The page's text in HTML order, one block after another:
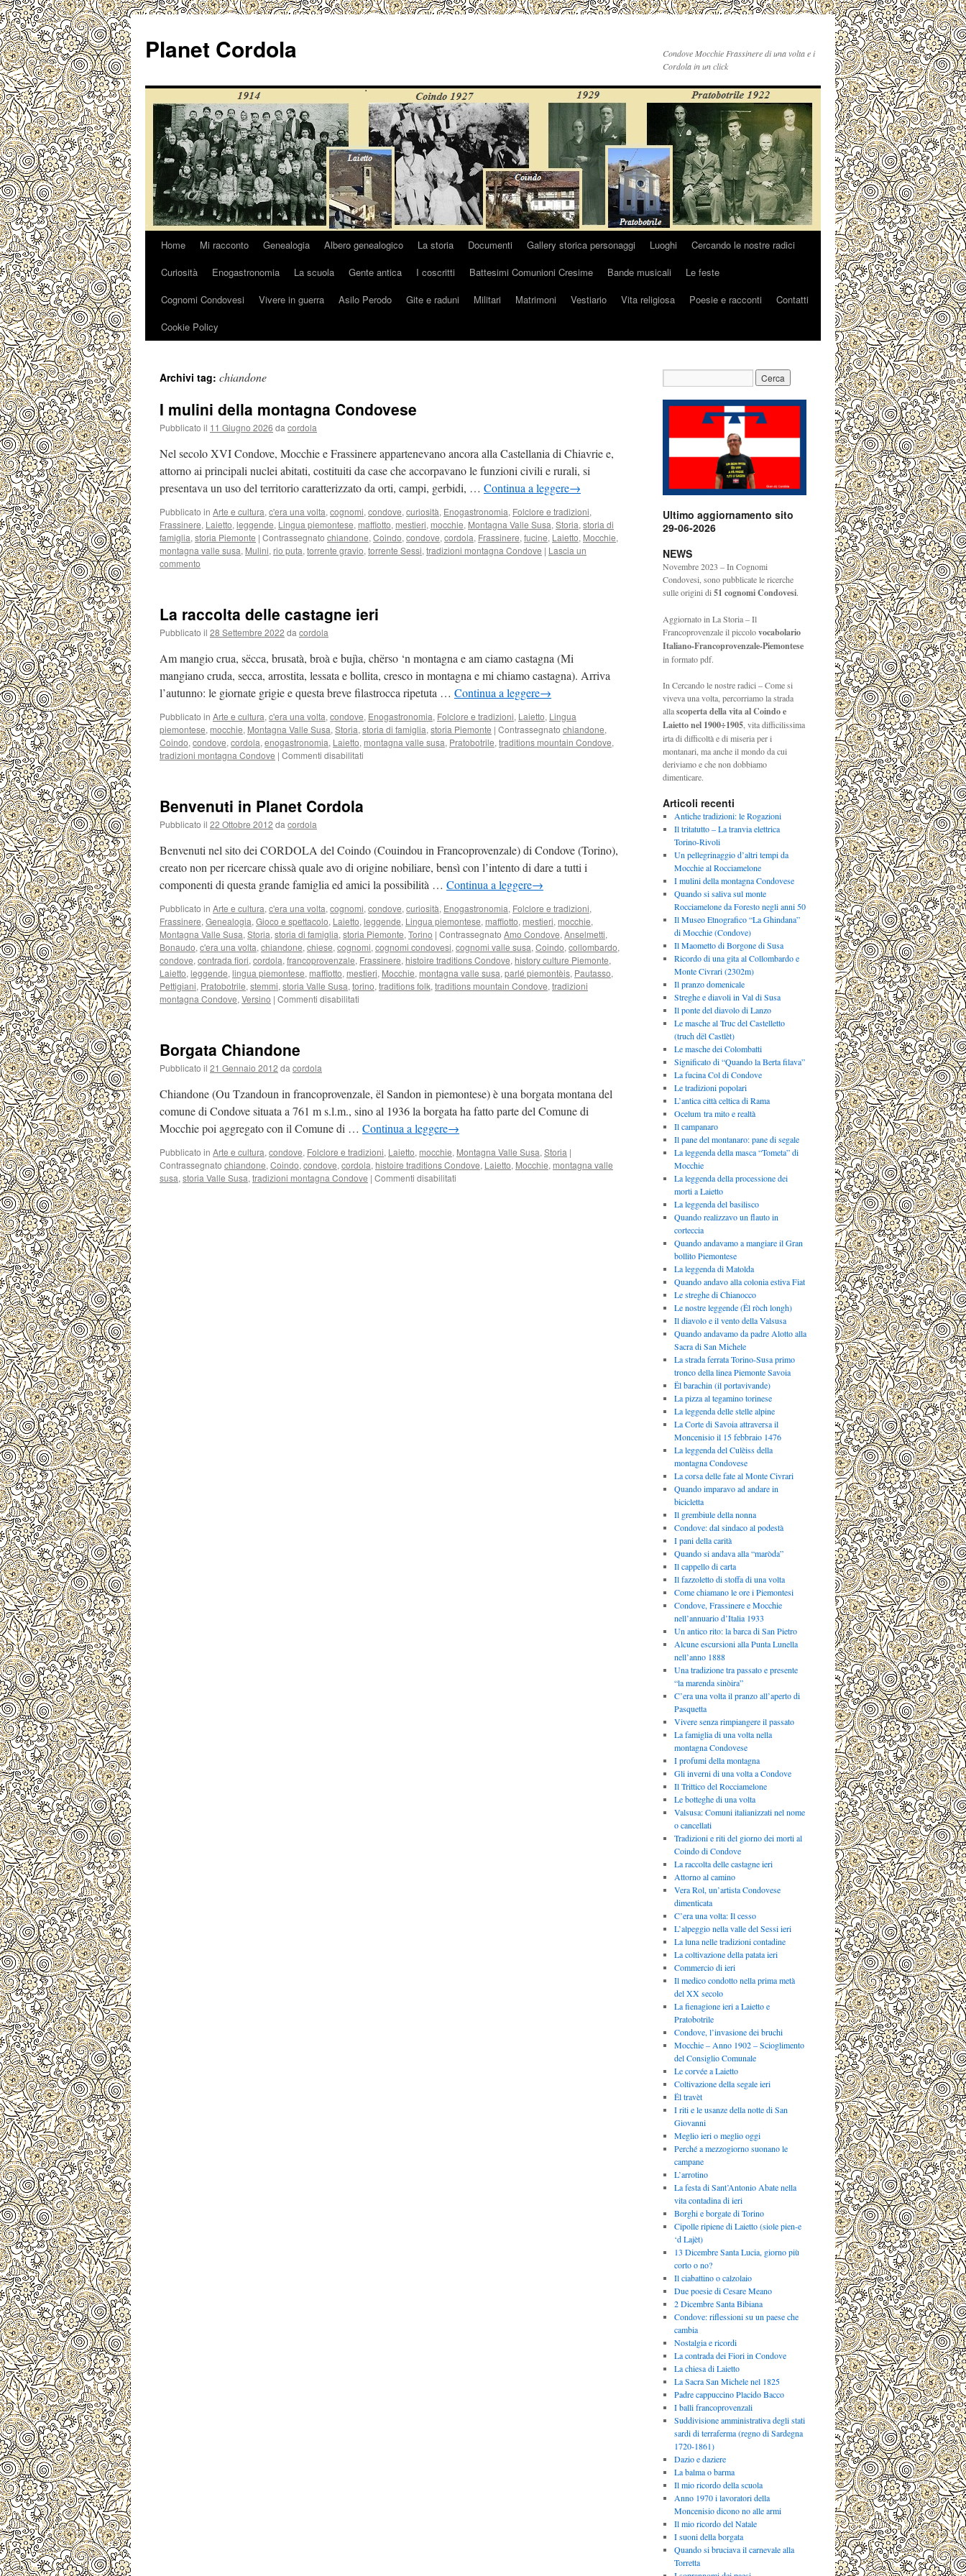
contenuto
Planet Cordola
Condove Mocchie Frassinere di una volta e i
Cordola in un click
Home Mi racconto Genealogia Albero genealogico La storia Documenti Gallery storica personaggi Luoghi
Cercando le nostre radici
Curiosità
Enogastronomia La scuola Gente antica I coscritti Battesimi Comunioni Cresime Bande musicali
Le feste
Cognomi Condovesi
Vivere in guerra Asilo Perodo Gite e raduni Militari Matrimoni Vestiario Vita religiosa Poesie e racconti
Contatti
Cookie Policy
Archivi tag: chiandone
I mulini della montagna Condovese
Pubblicato il 11 Giugno 2026 da cordola
Nel secolo XVI Condove, Mocchie e Frassinere appartenevano ancora alla Castellania di Chiavrie e,
attorno ai principali nuclei abitati, costituiti da case che accorpavano le funzioni civili e rurali, si
presentava un uso del territorio caratterizzato da orti, campi, gerbidi, … Continua a leggere→
Pubblicato in Arte e cultura, c'era una volta, cognomi, condove, curiosità, Enogastronomia, Folclore e tradizioni,
Frassinere, Laietto, leggende, Lingua piemontese, maffiotto, mestieri, mocchie, Montagna Valle Susa, Storia, storia di
famiglia, storia Piemonte | Contrassegnato chiandone, Coindo, condove, cordola, Frassinere, fucine, Laietto, Mocchie,
montagna valle susa, Mulini, rio puta, torrente gravio, torrente Sessi, tradizioni montagna Condove | Lascia un
commento
La raccolta delle castagne ieri
Pubblicato il 28 Settembre 2022 da cordola
Am mangio crua, sëcca, brusatà, broà e bujìa, chërso ‘n montagna e am ciamo castagna (Mi
mangiano cruda, secca, arrostita, lessata e bollita, cresco in montagna e mi chiamo castagna). Arriva
l’autunno: le giornate grigie e questa breve filastrocca ripetuta … Continua a leggere→
Pubblicato in Arte e cultura, c'era una volta, condove, Enogastronomia, Folclore e tradizioni, Laietto, Lingua
piemontese, mocchie, Montagna Valle Susa, Storia, storia di famiglia, storia Piemonte | Contrassegnato chiandone,
Coindo, condove, cordola, enogastronomia, Laietto, montagna valle susa, Pratobotrile, traditions mountain Condove,
tradizioni montagna Condove | Commenti disabilitati
Benvenuti in Planet Cordola
Pubblicato il 22 Ottobre 2012 da cordola
Benvenuti nel sito dei CORDOLA del Coindo (Couindou in Francoprovenzale) di Condove (Torino),
creato non per ricercare chissà quale avo di origine nobiliare, bensì con l’intento di dare a tutti i
componenti di questa grande famiglia ed amici la possibilità … Continua a leggere→
Pubblicato in Arte e cultura, c'era una volta, cognomi, condove, curiosità, Enogastronomia, Folclore e tradizioni,
Frassinere, Genealogia, Gioco e spettacolo, Laietto, leggende, Lingua piemontese, maffiotto, mestieri, mocchie,
Montagna Valle Susa, Storia, storia di famiglia, storia Piemonte, Torino | Contrassegnato Amo Condove, Anselmetti,
Bonaudo, c'era una volta, chiandone, chiese, cognomi, cognomi condovesi, cognomi valle susa, Coindo, collombardo,
condove, contrada fiori, cordola, francoprovenzale, Frassinere, histoire traditions Condove, history culture Piemonte,
Laietto, leggende, lingua piemontese, maffiotto, mestieri, Mocchie, montagna valle susa, parlé piemontèis, Pautasso,
Pettigiani, Pratobotrile, stemmi, storia Valle Susa, torino, traditions folk, traditions mountain Condove, tradizioni
montagna Condove, Versino | Commenti disabilitati
Borgata Chiandone
Pubblicato il 21 Gennaio 2012 da cordola
Chiandone (Ou Tzandoun in francoprovenzale, ël Sandon in piemontese) è una borgata montana del
comune di Condove situata a 761 m s.l.m., sino al 1936 la borgata ha fatto parte del Comune di
Mocchie poi aggregato con il Comune di … Continua a leggere→
Pubblicato in Arte e cultura, condove, Folclore e tradizioni, Laietto, mocchie, Montagna Valle Susa, Storia |
Contrassegnato chiandone, Coindo, condove, cordola, histoire traditions Condove, Laietto, Mocchie, montagna valle
susa, storia Valle Susa, tradizioni montagna Condove | Commenti disabilitati
Ultimo aggiornamento sito
29-06-2026
NEWS
Novembre 2023 – In Cognomi
Condovesi, sono pubblicate le ricerche
sulle origini di51 cognomi Condovesi.
Aggiornato in La Storia – Il
Francoprovenzale il piccolovocabolario
Italiano-Francoprovenzale-Piemontese
in formato pdf.
In Cercando le nostre radici – Come si
viveva una volta, percorriamo la strada
allascoperta della vita al Coindo e
Laietto nel 1900÷1905, vita difficilissima
irta di difficoltà e di miseria per i
montanari, ma anche il mondo da cui
deriviamo e che non dobbiamo
dimenticare.
Articoli recenti
Antiche tradizioni: le Rogazioni
Il tritatutto – La tranvia elettrica
Torino-Rivoli
Un pellegrinaggio d’altri tempi da
Mocchie al Rocciamelone
I mulini della montagna Condovese
Quando si saliva sul monte
Rocciamelone da Foresto negli anni 50
Il Museo Etnografico “La Ghindana”
di Mocchie (Condove)
Il Maometto di Borgone di Susa
Ricordo di una gita al Collombardo e
Monte Civrari (2302m)
Il pranzo domenicale
Streghe e diavoli in Val di Susa
Il ponte del diavolo di Lanzo
Le masche al Truc del Castelletto
(truch dël Castlèt)
Le masche dei Colombatti
Significato di “Quando la Berta filava”
La fucina Col di Condove
Le tradizioni popolari
L’antica città celtica di Rama
Ocelum tra mito e realtà
Il campanaro
Il pane del montanaro: pane di segale
La leggenda della masca “Tometa” di
Mocchie
La leggenda della processione dei
morti a Laietto
La leggenda del basilisco
Quando realizzavo un flauto in
corteccia
Quando andavamo a mangiare il Gran
bollito Piemontese
La leggenda di Matolda
Quando andavo alla colonia estiva Fiat
Le streghe di Chianocco
Le nostre leggende (Ël ròch longh)
Il diavolo e il vento della Valsusa
Quando andavamo da padre Alotto alla
Sacra di San Michele
La strada ferrata Torino-Susa primo
tronco della linea Piemonte Savoia
Ël barachin (il portavivande)
La pizza al tegamino torinese
La leggenda delle stelle alpine
La Corte di Savoia attraversa il
Moncenisio il 15 febbraio 1476
La leggenda del Culèiss della
montagna Condovese
La corsa delle fate al Monte Civrari
Quando imparavo ad andare in
bicicletta
Il grembiule della nonna
Condove: dal sindaco al podestà
I pani della carità
Quando si andava alla “maròda”
Il cappello di carta
Il fazzoletto di stoffa di una volta
Come chiamano le ore i Piemontesi
Condove, Frassinere e Mocchie
nell’annuario d’Italia 1933
Un antico rito: la barca di San Pietro
Alcune escursioni alla Punta Lunella
nell’anno 1888
Una tradizione tra passato e presente
“la marenda sinòira”
C’era una volta il pranzo all’aperto di
Pasquetta
Vivere senza rimpiangere il passato
La famiglia di una volta nella
montagna Condovese
I profumi della montagna
Gli inverni di una volta a Condove
Il Trittico del Rocciamelone
Le botteghe di una volta
Valsusa: Comuni italianizzati nel nome
o cancellati
Tradizioni e riti del giorno dei morti al
Coindo di Condove
La raccolta delle castagne ieri
Attorno al camino
Vera Rol, un’artista Condovese
dimenticata
C’era una volta: Il cesso
L’alpeggio nella valle del Sessi ieri
La luna nelle tradizioni contadine
La coltivazione della patata ieri
Commercio di ieri
Il medico condotto nella prima metà
del XX secolo
La fienagione ieri a Laietto e
Pratobotrile
Condove, l’invasione dei bruchi
Mocchie – Anno 1902 – Scioglimento
del Consiglio Comunale
Le corvée a Laietto
Coltivazione della segale ieri
Ël travèt
I riti e le usanze della notte di San
Giovanni
Meglio ieri o meglio oggi
Perché a mezzogiorno suonano le
campane
L’arrotino
La festa di Sant’Antonio Abate nella
vita contadina di ieri
Borghi e borgate di Torino
Cipolle ripiene di Laietto (siole pien-e
‘d Lajèt)
13 Dicembre Santa Lucia, giorno più
corto o no?
Il ciabattino o calzolaio
Due poesie di Cesare Meano
2 Dicembre Santa Bibiana
Condove: riflessioni su un paese che
cambia
Nostalgia e ricordi
La contrada dei Fiori in Condove
La chiesa di Laietto
La Sacra San Michele nel 1825
Padre cappuccino Placido Bacco
I balli francoprovenzali
Suddivisione amministrativa degli stati
sardi di terraferma (regno di Sardegna
1720-1861)
Dazio e daziere
La balma o barma
Il mio ricordo della scuola
Anno 1970 i lavoratori della
Moncenisio dicono no alle armi
Il mio ricordo del Natale
I suoni della borgata
Quando si bruciava il carnevale alla
Torretta